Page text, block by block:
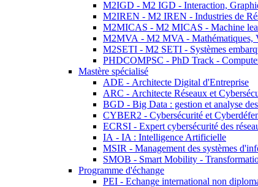
M2IGD - M2 IGD - Interaction,
M2IREN - M2 IREN - Industries de
M2MICAS - M2 MICAS - Machine
M2MVA - M2 MVA - Mathématiques,
M2SETI - M2 SETI - Systèmes
PHDCOMPSC - PhD Track -
Mastère spécialisé
ADE - Architecte Digital d'Entreprise
ARC - Architecte Réseaux et
BGD - Big Data : gestion et analyse
CYBER2 - Cybersécurité et
ECRSI - Expert cybersécurité des
IA - IA : Intelligence Artificielle
MSIR - Management des systèmes
SMOB - Smart Mobility -
Programme d'échange
PEI - Echange international non